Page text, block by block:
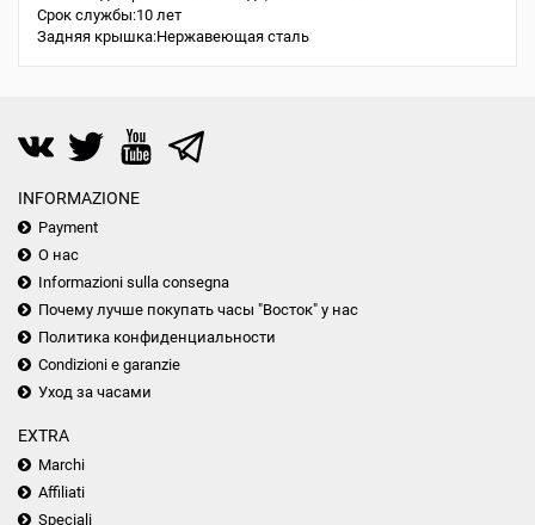
Срок службы:10 лет
Задняя крышка:Нержавеющая сталь
INFORMAZIONE
Payment
О нас
Informazioni sulla consegna
Почему лучше покупать часы "Восток" у нас
Политика конфиденциальности
Condizioni e garanzie
Уход за часами
EXTRA
Marchi
Affiliati
Speciali